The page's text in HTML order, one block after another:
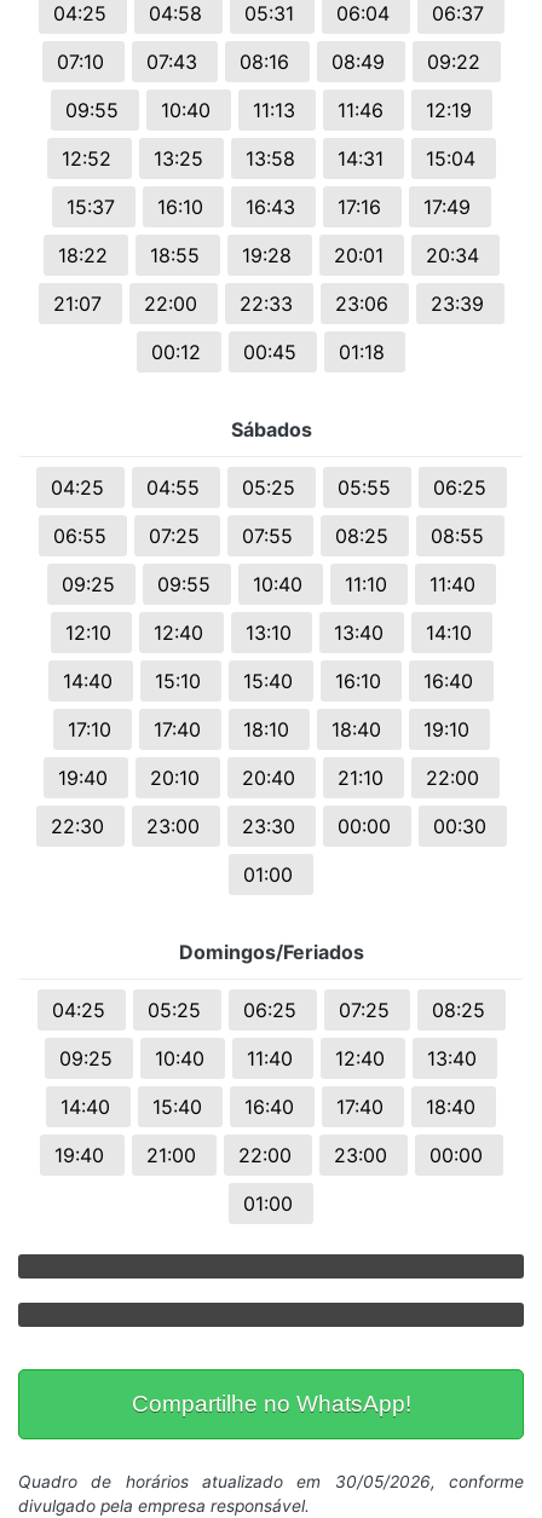
04:25 04:58 05:31 06:04
06:37
07:10
07:43 08:16 08:49
09:22
09:55
10:40 11:13 11:46
12:19
12:52
13:25 13:58 14:31
15:04
15:37
16:10 16:43 17:16
17:49
18:22
18:55 19:28 20:01
20:34
21:07
22:00 22:33 23:06
23:39
00:12
00:45 01:18
Sábados
04:25 04:55 05:25 05:55
06:25
06:55
07:25 07:55 08:25
08:55
09:25
09:55 10:40 11:10
11:40
12:10
12:40 13:10 13:40
14:10
14:40
15:10 15:40 16:10
16:40
17:10
17:40 18:10 18:40
19:10
19:40
20:10 20:40 21:10
22:00
22:30
23:00 23:30 00:00
00:30
01:00
Domingos/Feriados
04:25 05:25 06:25 07:25
08:25
09:25
10:40 11:40 12:40
13:40
14:40
15:40 16:40 17:40
18:40
19:40
21:00 22:00 23:00
00:00
01:00
Compartilhe no WhatsApp!
Quadro de horários atualizado em 30/05/2026, conforme
divulgado pela empresa responsável.